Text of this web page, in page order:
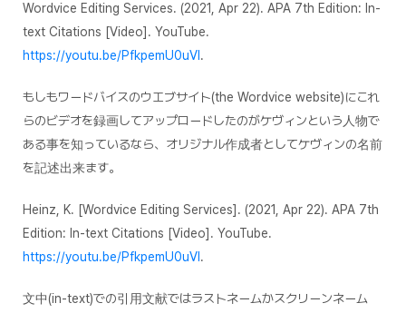
Wordvice Editing Services. (2021, Apr 22). APA 7th Edition: In-
text Citations [Video]. YouTube.
https://youtu.be/PfkpemU0uVI.
もしもワードバイスのウエブサイト(the Wordvice website)にこれ
らのビデオを録画してアップロードしたのがケヴィンという人物で
ある事を知っているなら、オリジナル作成者としてケヴィンの名前
を記述出来ます。
Heinz, K. [Wordvice Editing Services]. (2021, Apr 22). APA 7th
Edition: In-text Citations [Video]. YouTube.
https://youtu.be/PfkpemU0uVI.
文中(in-text)での引用文献ではラストネームかスクリーンネーム